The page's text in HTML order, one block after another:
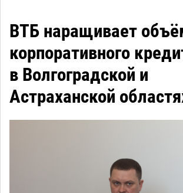
ВТБ наращивает
корпоративного
в Волгоградской и
Астраханской